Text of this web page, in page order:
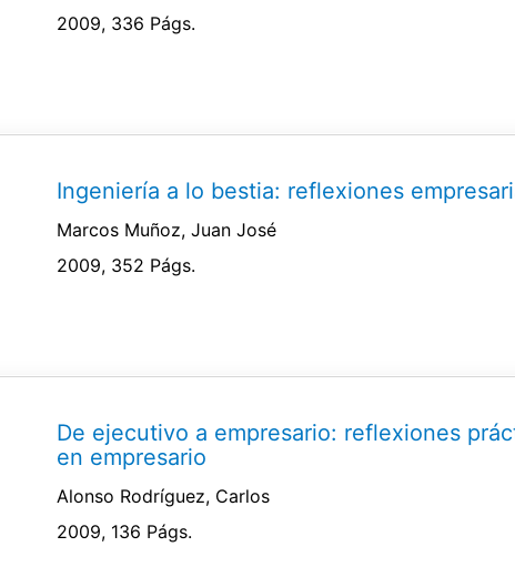
2009, 336 Págs.
Ingeniería a lo bestia: reflexiones
Marcos Muñoz, Juan José
2009, 352 Págs.
De ejecutivo a empresario: reflexiones
en empresario
Alonso Rodríguez, Carlos
2009, 136 Págs.